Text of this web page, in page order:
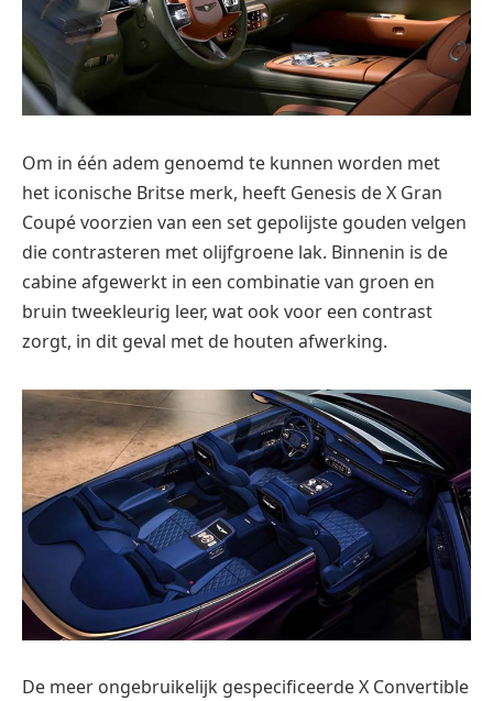
Om in één adem genoemd te kunnen worden met
het iconische Britse merk, heeft Genesis de X Gran
Coupé voorzien van een set gepolijste gouden velgen
die contrasteren met olijfgroene lak. Binnenin is de
cabine afgewerkt in een combinatie van groen en
bruin tweekleurig leer, wat ook voor een contrast
zorgt, in dit geval met de houten afwerking.
De meer ongebruikelijk gespecificeerde X Convertible